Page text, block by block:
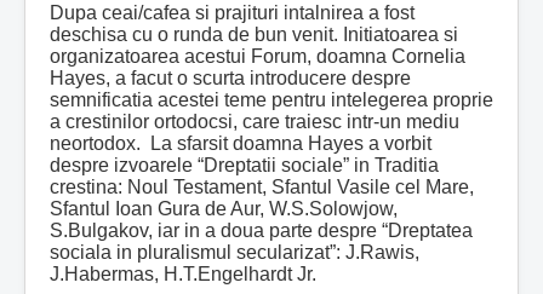
Dupa ceai/cafea si prajituri intalnirea a fost
deschisa cu o runda de bun venit. Initiatoarea si
organizatoarea acestui Forum, doamna Cornelia
Hayes, a facut o scurta introducere despre
semnificatia acestei teme pentru intelegerea proprie
a crestinilor ortodocsi, care traiesc intr-un mediu
neortodox. La sfarsit doamna Hayes a vorbit
despre izvoarele “Dreptatii sociale” in Traditia
crestina: Noul Testament, Sfantul Vasile cel Mare,
Sfantul Ioan Gura de Aur, W.S.Solowjow,
S.Bulgakov, iar in a doua parte despre “Dreptatea
sociala in pluralismul secularizat”: J.Rawis,
J.Habermas, H.T.Engelhardt Jr.